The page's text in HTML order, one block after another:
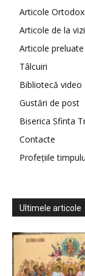
Articole
Articole de la
Articole preluate
Tâlcuiri
Bibliotecă video
Gustări de post
Biserica Sfinta
Contacte
Profețiile
Ultimele articole